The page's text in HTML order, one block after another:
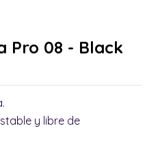
Pro 08 - Black
y libre de